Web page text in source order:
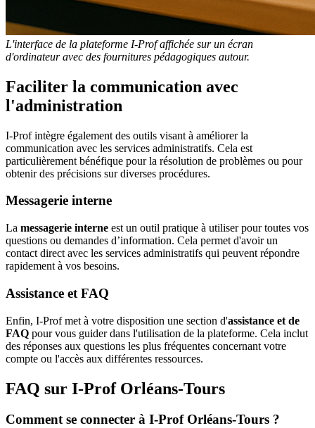
L'interface de la plateforme I-Prof affichée sur un écran
d'ordinateur avec des fournitures pédagogiques autour.
Faciliter la communication avec
l'administration
I-Prof intègre également des outils visant à améliorer la
communication avec les services administratifs. Cela est
particulièrement bénéfique pour la résolution de problèmes ou pour
obtenir des précisions sur diverses procédures.
Messagerie interne
La messagerie interne est un outil pratique à utiliser pour toutes vos
questions ou demandes d’information. Cela permet d'avoir un
contact direct avec les services administratifs qui peuvent répondre
rapidement à vos besoins.
Assistance et FAQ
Enfin, I-Prof met à votre disposition une section d'assistance et de
FAQ pour vous guider dans l'utilisation de la plateforme. Cela inclut
des réponses aux questions les plus fréquentes concernant votre
compte ou l'accès aux différentes ressources.
FAQ sur I-Prof Orléans-Tours
Comment se connecter à I-Prof Orléans-Tours ?